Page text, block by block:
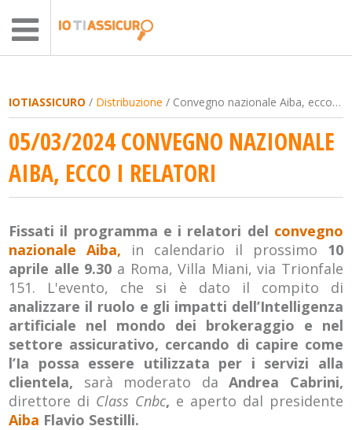
IOTIASSICURO / Distribuzione / Convegno nazionale Aiba, ecco i relatori
05/03/2024 CONVEGNO NAZIONALE
AIBA, ECCO I RELATORI
Fissati il programma e i relatori del convegno
nazionale Aiba, in calendario il prossimo 10
aprile alle 9.30 a Roma, Villa Miani, via Trionfale
151. L'evento, che si è dato il compito di
analizzare il ruolo e gli impatti dell’Intelligenza
artificiale nel mondo dei brokeraggio e nel
settore assicurativo, cercando di capire come
l’Ia possa essere utilizzata per i servizi alla
clientela, sarà moderato daAndrea Cabrini,
direttore di Class Cnbc, e aperto dal presidente
Aiba Flavio Sestilli.